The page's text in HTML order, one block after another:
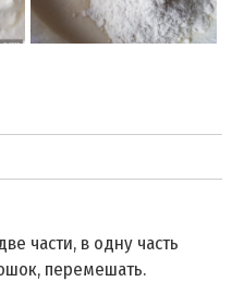
части, в одну часть
перемешать.